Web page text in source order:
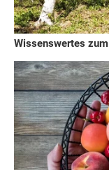
Wissenswertes